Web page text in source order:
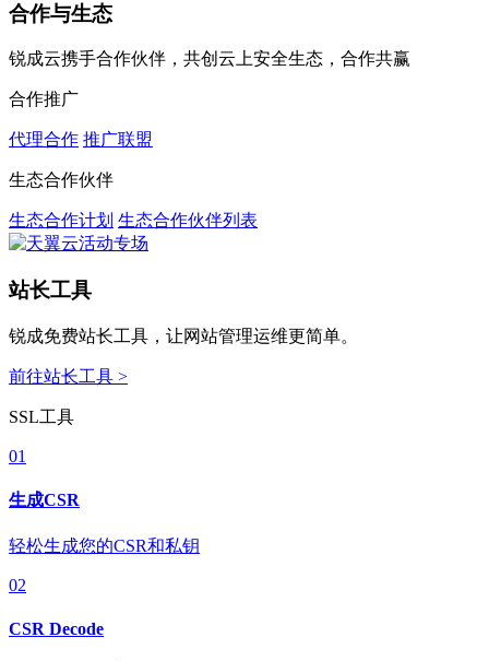
合作与生态
锐成云携手合作伙伴，共创云上安全生态，合作共赢
合作推广
代理合作 推广联盟
生态合作伙伴
生态合作计划 生态合作伙伴列表
站长工具
锐成免费站长工具，让网站管理运维更简单。
前往站长工具 >
SSL工具
01
生成CSR
轻松生成您的CSR和私钥
02
CSR Decode